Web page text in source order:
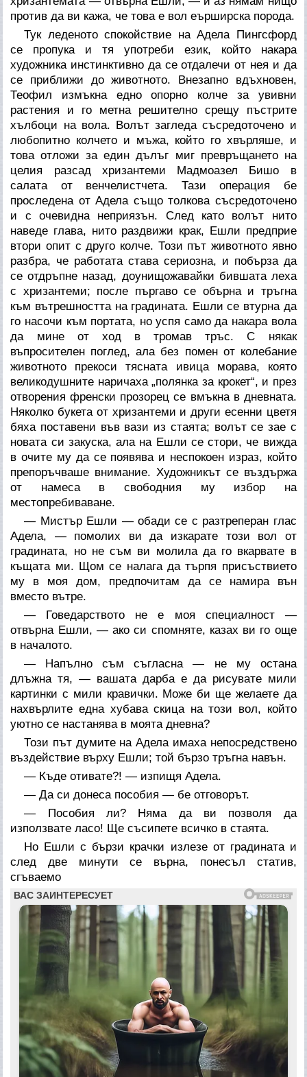
против да ви кажа, че това е вол еърширска порода.
Тук леденото спокойствие на Адела Пингсфорд
се пропука и тя употреби език, който накара
художника инстинктивно да се отдалечи от нея и да
се приближи до животното. Внезапно вдъхновен,
Теофил измъкна едно опорно колче за увивни
растения и го метна решително срещу пъстрите
хълбоци на вола. Волът загледа съсредоточено и
любопитно колчето и мъжа, който го хвърляше, и
това отложи за един дълъг миг превръщането на
целия разсад хризантеми Мадмоазел Бишо в
салата от венчелистчета. Тази операция бе
проследена от Адела също толкова съсредоточено
и с очевидна неприязън. След като волът нито
наведе глава, нито раздвижи крак, Ешли предприе
втори опит с друго колче. Този път животното явно
разбра, че работата става сериозна, и побърза да
се отдръпне назад, доунищожавайки бившата леха
с хризантеми; после пъргаво се обърна и тръгна
към вътрешността на градината. Ешли се втурна да
го насочи към портата, но успя само да накара вола
да мине от ход в тромав тръс. С някак
въпросителен поглед, ала без помен от колебание
животното прекоси тясната ивица морава, която
великодушните наричаха „полянка за крокет“, и през
отворения френски прозорец се вмъкна в дневната.
Няколко букета от хризантеми и други есенни цветя
бяха поставени във вази из стаята; волът се зае с
новата си закуска, ала на Ешли се стори, че вижда
в очите му да се появява и неспокоен израз, който
препоръчваше внимание. Художникът се въздържа
от намеса в свободния му избор на
местопребиваване.
— Мистър Ешли — обади се с разтреперан глас
Адела, — помолих ви да изкарате този вол от
градината, но не съм ви молила да го вкарвате в
къщата ми. Щом се налага да търпя присъствието
му в моя дом, предпочитам да се намира вън
вместо вътре.
— Говедарството не е моя специалност —
отвърна Ешли, — ако си спомняте, казах ви го още
в началото.
— Напълно съм съгласна — не му остана
длъжна тя, — вашата дарба е да рисувате мили
картинки с мили кравички. Може би ще желаете да
нахвърлите една хубава скица на този вол, който
уютно се настанява в моята дневна?
Този път думите на Адела имаха непосредствено
въздействие върху Ешли; той бързо тръгна навън.
— Къде отивате?! — изпищя Адела.
— Да си донеса пособия — бе отговорът.
— Пособия ли? Няма да ви позволя да
използвате ласо! Ще съсипете всичко в стаята.
Но Ешли с бързи крачки излезе от градината и
след две минути се върна, понесъл статив,
сгъваемо